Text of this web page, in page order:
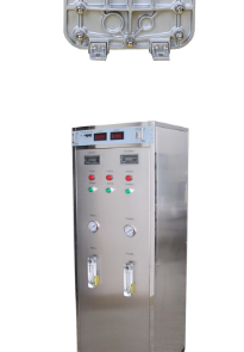
MK-TC100 EDI超纯水
处理设备